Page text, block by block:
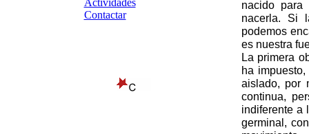
Actividades
Contactar
nacido
nacerla. Si
podemos
es nuestra
La primera
ha
aislado, por
continua,
indiferente a
germinal,